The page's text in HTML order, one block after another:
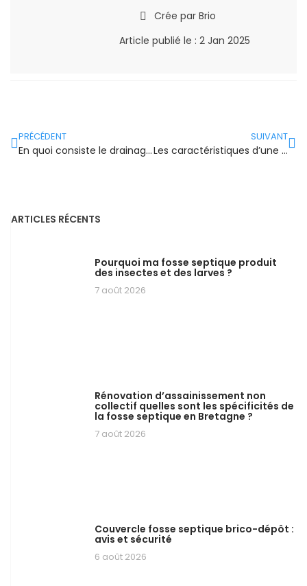
Crée parBrio
Article publié le : 2 Jan 2025
PRÉCÉDENT
En quoi consiste le drainage du terrain ?
SUIVANT
Les caractéristiques d’une tranchée infiltration en pente
ARTICLES RÉCENTS
Pourquoi ma fosse septique produit
des insectes et des larves ?
7 août 2026
Rénovation d’assainissement non
collectif quelles sont les spécificités de
la fosse septique en Bretagne ?
7 août 2026
Couvercle fosse septique brico-dépôt :
avis et sécurité
6 août 2026